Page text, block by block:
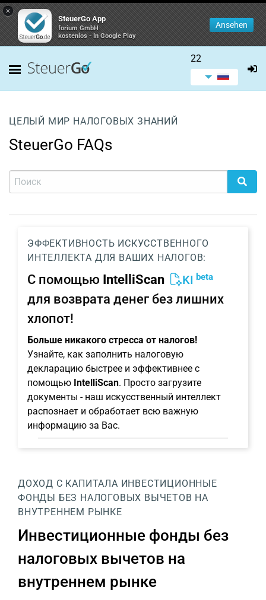
×
SteuerGo App
forium GmbH
kostenlos - In Google Play
Ansehen
22
ЦЕЛЫЙ МИР НАЛОГОВЫХ ЗНАНИЙ
SteuerGo FAQs
ЭФФЕКТИВНОСТЬ ИСКУССТВЕННОГО
ИНТЕЛЛЕКТА ДЛЯ ВАШИХ НАЛОГОВ:
С помощью IntelliScan KI beta
для возврата денег без лишних
хлопот!
Больше никакого стресса от налогов!
Узнайте, как заполнить налоговую
декларацию быстрее и эффективнее с
помощью IntelliScan. Просто загрузите
документы - наш искусственный интеллект
распознает и обработает всю важную
информацию за Вас.
ДОХОД С КАПИТАЛА ИНВЕСТИЦИОННЫЕ
ФОНДЫ БЕЗ НАЛОГОВЫХ ВЫЧЕТОВ НА
ВНУТРЕННЕМ РЫНКЕ
Инвестиционные фонды без
налоговых вычетов на
внутреннем рынке